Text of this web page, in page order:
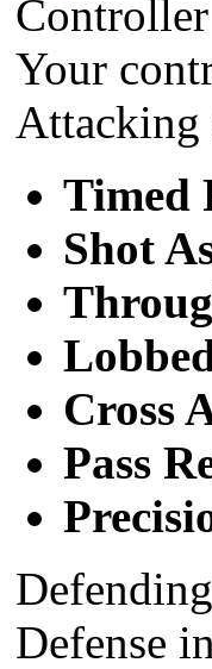
Your
Attacking
Timed
Shot
Cross
Pass
Defense